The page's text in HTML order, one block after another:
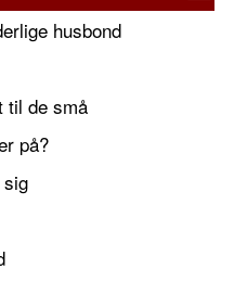
husbond
til de små
på?